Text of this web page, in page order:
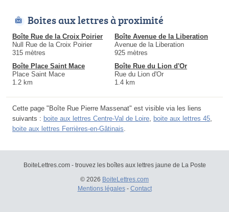
Boites aux lettres à proximité
Boîte Rue de la Croix Poirier
Null Rue de la Croix Poirier
315 mètres
Boîte Avenue de la Liberation
Avenue de la Liberation
925 mètres
Boîte Place Saint Mace
Place Saint Mace
1.2 km
Boîte Rue du Lion d'Or
Rue du Lion d'Or
1.4 km
Cette page "Boîte Rue Pierre Massenat" est visible via les liens
suivants : boite aux lettres Centre-Val de Loire boite aux lettres 45
boite aux lettres Ferrières-en-Gâtinais
BoiteLettres.com - trouvez les boîtes aux lettres jaune de La Poste
© 2026 BoiteLettres.com
Mentions légales- Contact